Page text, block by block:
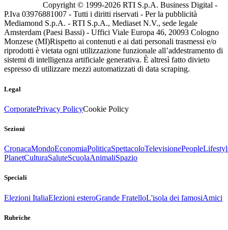
Copyright © 1999-2026 RTI S.p.A. Business Digital -
P.Iva 03976881007 - Tutti i diritti riservati - Per la pubblicità
Mediamond S.p.A. - RTI S.p.A., Mediaset N.V., sede legale
Amsterdam (Paesi Bassi) - Uffici Viale Europa 46, 20093 Cologno
Monzese (MI)Rispetto ai contenuti e ai dati personali trasmessi e/o
riprodotti è vietata ogni utilizzazione funzionale all’addestramento di
sistemi di intelligenza artificiale generativa. È altresì fatto divieto
espresso di utilizzare mezzi automatizzati di data scraping.
Legal
CorporatePrivacy PolicyCookie Policy
Sezioni
CronacaMondoEconomiaPoliticaSpettacoloTelevisionePeople
PlanetCulturaSaluteScuolaAnimaliSpazio
Speciali
Elezioni ItaliaElezioni esteroGrande FratelloL'isola dei famosiAmici
Rubriche